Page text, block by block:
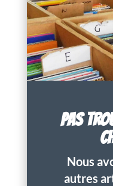
PAS
Nous
autres